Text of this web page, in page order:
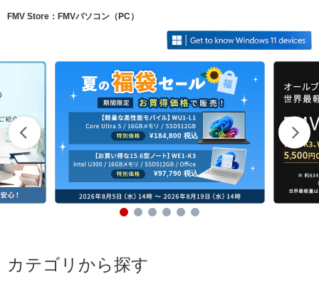
FMV Store：FMVパソコン（PC）
¥184,800 税込
¥97,790 税込
カテゴリから探す